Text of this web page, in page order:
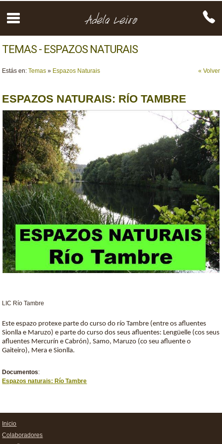
TEMAS - ESPAZOS NATURAIS
« Volver
Estás en:Temas » Espazos Naturais
ESPAZOS NATURAIS: RÍO TAMBRE
LIC Río Tambre
Este espazo protexe parte do curso do río Tambre (entre os afluentes
Sionlla e Maruzo) e parte do curso dos seus afluentes: Lengüelle (cos seus
afluentes Mercurín e Cabrón), Samo, Maruzo (co seu afluente o
Gaiteiro), Mera e Sionlla.
Documentos:
Espazos naturais: Río Tambre
Inicio
Colaboradores